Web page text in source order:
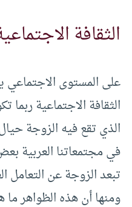
الثقافة
على المستوى الاجتماعي
الثقافة الاجتماعية
الذي تقع فيه الزوجة
في مجتمعاتنا العربية
تبعد الزوجة عن التعامل
ومنها أن هذه الظواهر